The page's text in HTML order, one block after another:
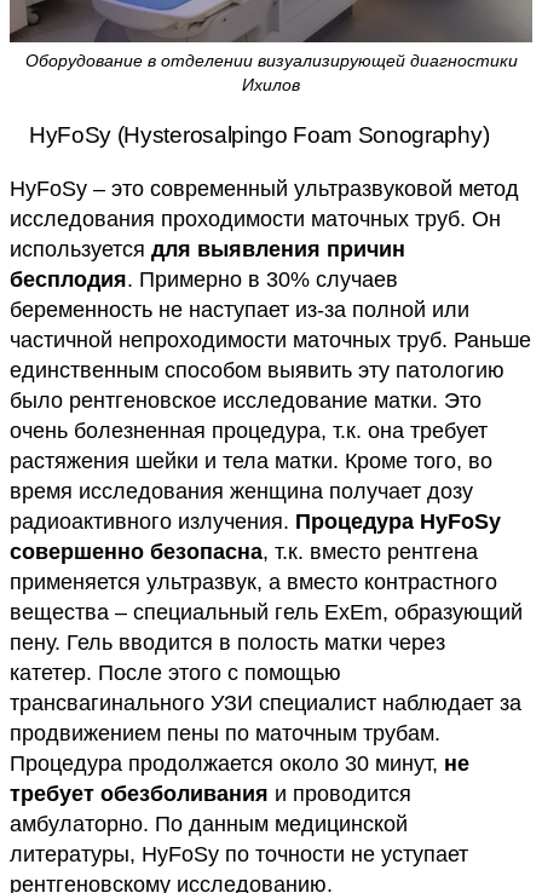
Оборудование в отделении визуализирующей диагностики
Ихилов
HyFoSy (Hysterosalpingo Foam Sonography)
HyFoSy – это современный ультразвуковой метод
исследования проходимости маточных труб. Он
используется для выявления причин
бесплодия. Примерно в 30% случаев
беременность не наступает из-за полной или
частичной непроходимости маточных труб. Раньше
единственным способом выявить эту патологию
было рентгеновское исследование матки. Это
очень болезненная процедура, т.к. она требует
растяжения шейки и тела матки. Кроме того, во
время исследования женщина получает дозу
радиоактивного излучения. Процедура HyFoSy
совершенно безопасна, т.к. вместо рентгена
применяется ультразвук, а вместо контрастного
вещества – специальный гель ExEm, образующий
пену. Гель вводится в полость матки через
катетер. После этого с помощью
трансвагинального УЗИ специалист наблюдает за
продвижением пены по маточным трубам.
Процедура продолжается около 30 минут, не
требует обезболивания и проводится
амбулаторно. По данным медицинской
литературы, HyFoSy по точности не уступает
рентгеновскому исследованию.